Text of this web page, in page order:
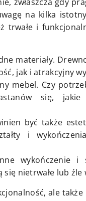
na kilka
trwałe i
materiały.
jak i atrakcyjny
mebel. Czy
się, jakie
być także
i
wykończenie i
nietrwałe lub źle
ale